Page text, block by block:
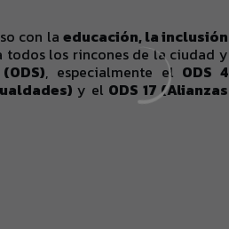
con la educación, la inclusión
todos los rincones de la ciudad y
, especialmente el ODS 4
y el ODS 17 (Alianzas